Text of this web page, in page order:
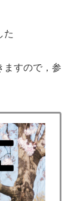
た
ますので，参